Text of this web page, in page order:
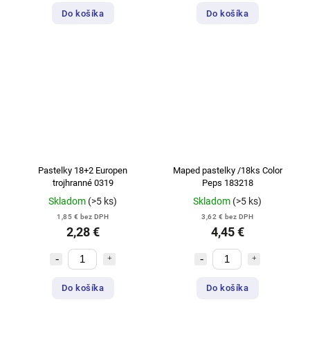
Do košíka Do košíka
Pastelky 18+2 Europen
trojhranné 0319
Skladom (>5 ks)
1,85 € bez DPH
2,28 €
Do košíka
Maped pastelky /18ks Color
Peps 183218
Skladom (>5 ks)
3,62 € bez DPH
4,45 €
Do košíka